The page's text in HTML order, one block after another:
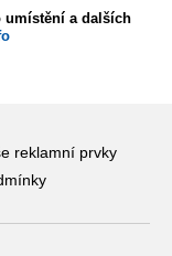
umístění a dalších
reklamní prvky